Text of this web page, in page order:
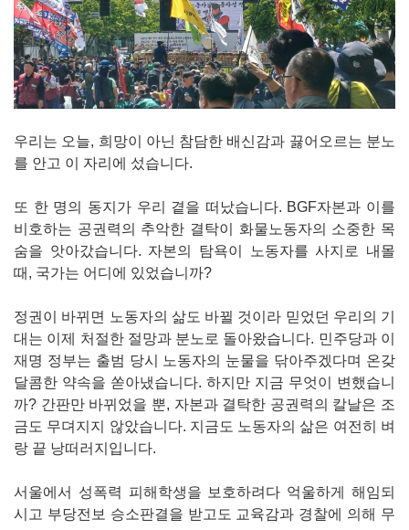
우리는 오늘, 희망이 아닌 참담한 배신감과 끓어오르는 분노
를 안고 이 자리에 섰습니다.
​또 한 명의 동지가 우리 곁을 떠났습니다. BGF자본과 이를
비호하는 공권력의 추악한 결탁이 화물노동자의 소중한 목
숨을 앗아갔습니다. 자본의 탐욕이 노동자를 사지로 내몰
때, 국가는 어디에 있었습니까?
정권이 바뀌면 노동자의 삶도 바뀔 것이라 믿었던 우리의 기
대는 이제 처절한 절망과 분노로 돌아왔습니다. ​민주당과 이
재명 정부는 출범 당시 노동자의 눈물을 닦아주겠다며 온갖
달콤한 약속을 쏟아냈습니다. 하지만 지금 무엇이 변했습니
까? 간판만 바뀌었을 뿐, 자본과 결탁한 공권력의 칼날은 조
금도 무뎌지지 않았습니다. 지금도 노동자의 삶은 여전히 벼
랑 끝 낭떠러지입니다.
서울에서 성폭력 피해학생을 보호하려다 억울하게 해임되
시고 부당전보 승소판결을 받고도 교육감과 경찰에 의해 무